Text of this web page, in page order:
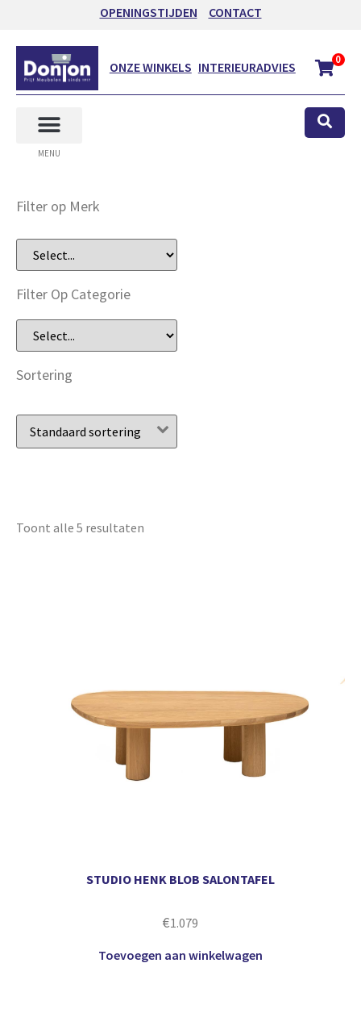
OPENINGSTIJDEN CONTACT
ONZE WINKELS INTERIEURADVIES 0
MENU
Filter op Merk
Filter Op Categorie
Sortering
Toont alle 5 resultaten
STUDIO HENK BLOB SALONTAFEL
€1.079
Toevoegen aan winkelwagen